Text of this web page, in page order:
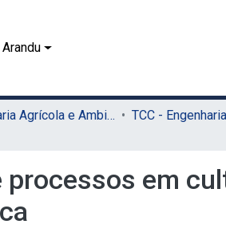
Arandu
Engenharia Agrícola e Ambiental (Sede)
em